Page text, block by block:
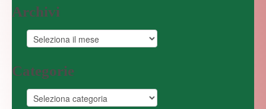
Archivi
Categorie